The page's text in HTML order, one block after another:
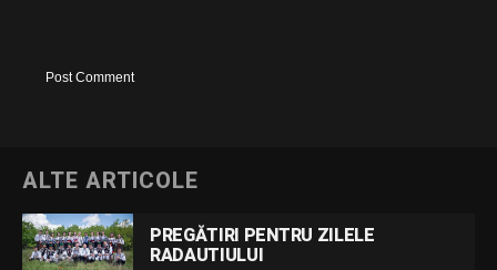
ALTE ARTICOLE
PREGĂTIRI PENTRU ZILELE
RADAUTIULUI